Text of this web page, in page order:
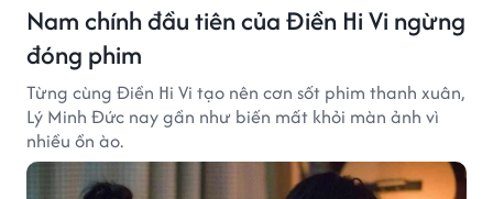
Nam chính đầu tiên của Điền Hi Vi ngừng
đóng phim
Từng cùng Điền Hi Vi tạo nên cơn sốt phim thanh xuân,
Lý Minh Đức nay gần như biến mất khỏi màn ảnh vì
nhiều ồn ào.